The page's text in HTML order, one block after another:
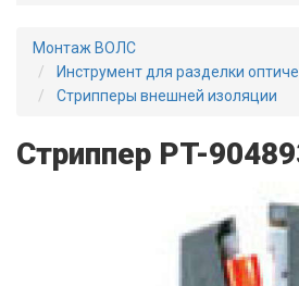
Монтаж ВОЛС
Инструмент для разделки
Стрипперы внешней изоляции
Стриппер PT-